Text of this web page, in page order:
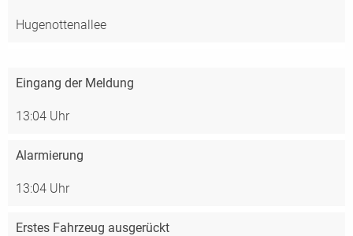
Hugenottenallee
Eingang der Meldung
13:04 Uhr
Alarmierung
13:04 Uhr
Erstes Fahrzeug ausgerückt